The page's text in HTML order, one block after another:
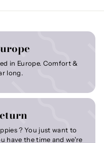
in Europe. Comfort &
long.
? You just want to
have the time and we're